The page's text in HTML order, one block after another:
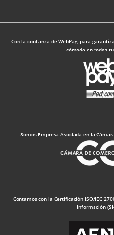
Con la confianza de WebPay, para
cómoda en todas
Somos Empresa Asociada en la
Contamos con la Certificación ISO/IEC
Información